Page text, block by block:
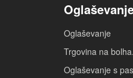
Oglaševanje
Trgovina na
Oglaševanje s